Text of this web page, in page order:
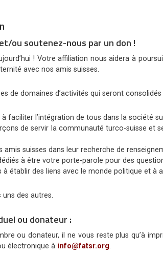
ou soutenez-nous par un don !
! Votre affiliation nous aidera à
avec nos amis suisses.
de domaines d’activités qui seront
faciliter l’intégration de tous dans la société
de servir la communauté turco-suisse et
amis suisses dans leur recherche de
à être votre porte-parole pour des
à établir des liens avec le monde politique et à
uns des autres.
ou donateur :
ou donateur, il ne vous reste plus qu’à
électronique à info@fatsr.org.